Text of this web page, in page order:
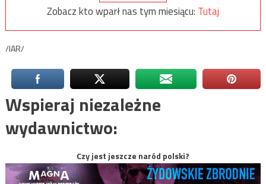
Zobacz kto wparł nas tym miesiącu: Tutaj
/IAR/
Wspieraj niezależne
wydawnictwo:
Czy jest jeszcze naród polski?